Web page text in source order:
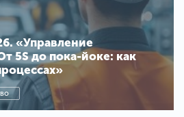
«Управление
5S до пока-йоке: как